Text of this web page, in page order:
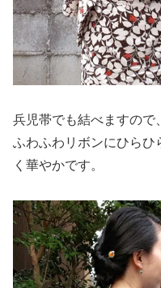
兵児帯でも結べますので
ふわふわリボンにひらひ
く華やかです。